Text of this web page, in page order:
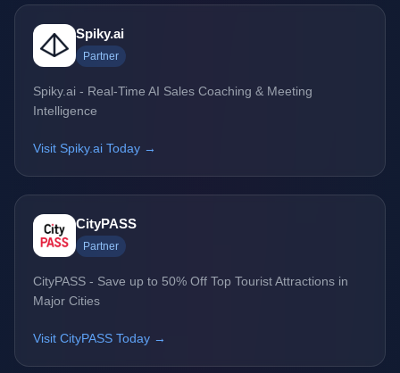
Spiky.ai
Partner
Spiky.ai - Real-Time AI Sales Coaching & Meeting
Intelligence
Visit Spiky.ai Today →
CityPASS
Partner
CityPASS - Save up to 50% Off Top Tourist Attractions in
Major Cities
Visit CityPASS Today →